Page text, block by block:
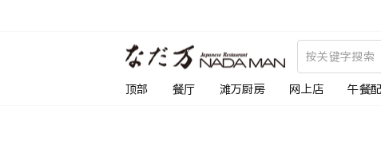
顶部 餐厅 滩万厨房 网上店 午餐